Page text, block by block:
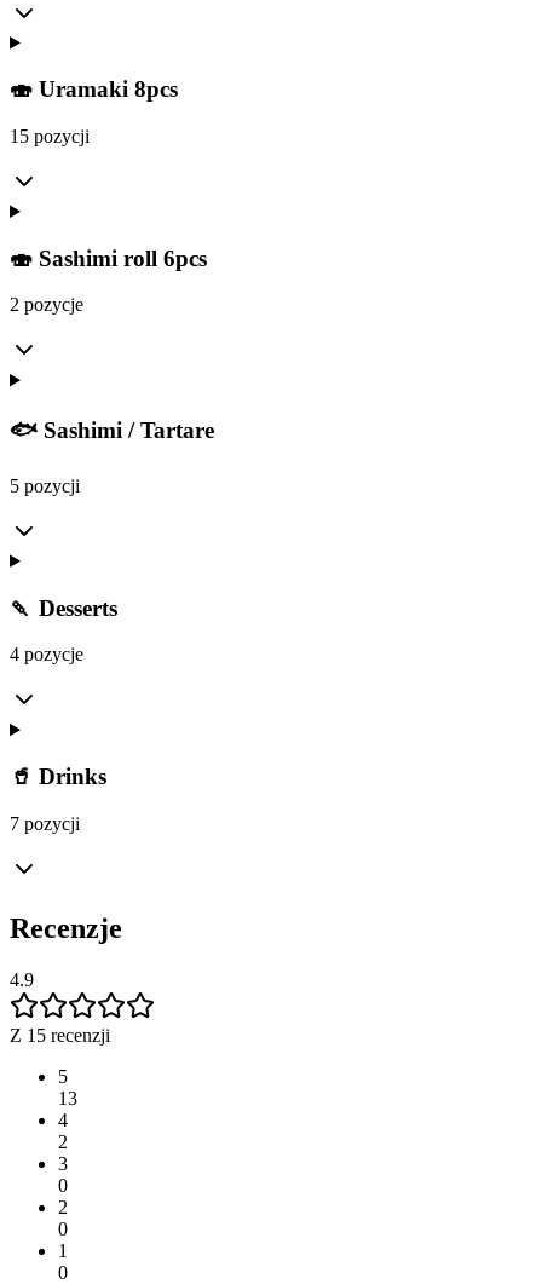
🍣 Uramaki 8pcs
15 pozycji
🍣 Sashimi roll 6pcs
2 pozycje
🐟 Sashimi / Tartare
5 pozycji
🍡 Desserts
4 pozycje
🥤 Drinks
7 pozycji
Recenzje
4.9
Z 15 recenzji
5
13
4
2
3
0
2
0
1
0